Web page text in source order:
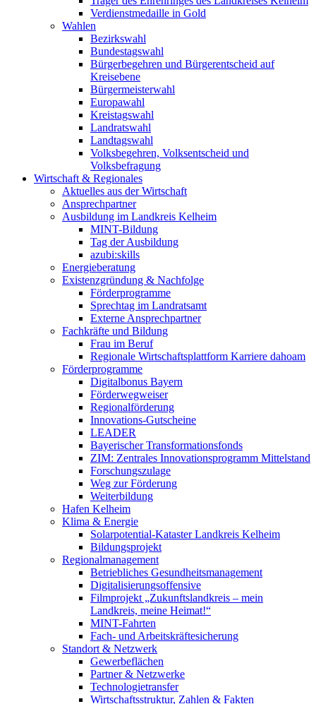
Verdienstmedaille in Gold
Wahlen
Bezirkswahl
Bundestagswahl
Bürgerbegehren und Bürgerentscheid auf
Kreisebene
Bürgermeisterwahl
Europawahl
Kreistagswahl
Landratswahl
Landtagswahl
Volksbegehren, Volksentscheid und
Volksbefragung
Wirtschaft & Regionales
Aktuelles aus der Wirtschaft
Ansprechpartner
Ausbildung im Landkreis Kelheim
MINT-Bildung
Tag der Ausbildung
azubi:skills
Energieberatung
Existenzgründung & Nachfolge
Förderprogramme
Sprechtag im Landratsamt
Externe Ansprechpartner
Fachkräfte und Bildung
Frau im Beruf
Regionale Wirtschaftsplattform Karriere dahoam
Förderprogramme
Digitalbonus Bayern
Förderwegweiser
Regionalförderung
Innovations-Gutscheine
LEADER
Bayerischer Transformationsfonds
ZIM: Zentrales Innovationsprogramm Mittelstand
Forschungszulage
Weg zur Förderung
Weiterbildung
Hafen Kelheim
Klima & Energie
Solarpotential-Kataster Landkreis Kelheim
Bildungsprojekt
Regionalmanagement
Betriebliches Gesundheitsmanagement
Digitalisierungsoffensive
Filmprojekt „Zukunftslandkreis – mein
Landkreis, meine Heimat!“
MINT-Fahrten
Fach- und Arbeitskräftesicherung
Standort & Netzwerk
Gewerbeflächen
Partner & Netzwerke
Technologietransfer
Wirtschaftsstruktur, Zahlen & Fakten